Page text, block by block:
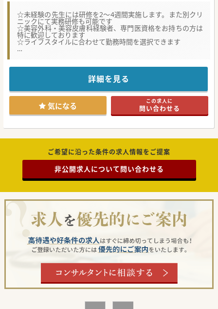
☆未経験の先生には研修を2～4週間実施します。また別クリ
ニックにて実務研修も可能です
☆美容外科・美容皮膚科経験者、専門医資格をお持ちの方は
特に歓迎しております
☆ライフスタイルに合わせて勤務時間を選択できます
だける方を募集しています！
新規クリニックだからこその、今しか募集されないポジショ
注入系施術の技術を高めることができ、またオペが苦手意識
がある方でもご活躍できる環境です。
気になる方はお気軽にお問い合わせください。
詳細を見る
気になる この求人に
問い合わせる
ご希望に沿った条件の求人情報をご提案
非公開求人について問い合わせる